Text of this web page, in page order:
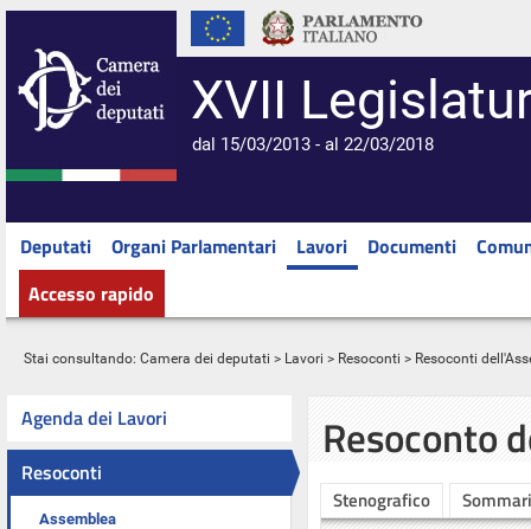
XVII
dal 15/03/2013 - al 22/03/2018
Deputati Organi Parlamentari Lavori Documenti
Accesso rapido
Stai consultando: Camera dei deputati > Lavori > Resoconti > Resoconti
Agenda dei Lavori
Resoconti
Assemblea
Resoconto
Stenografico